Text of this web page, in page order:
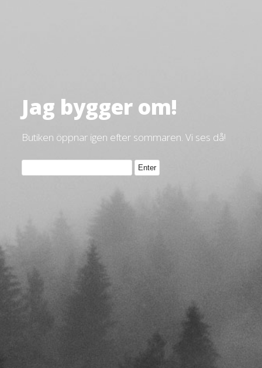
Jag bygger om!
Butiken öppnar igen efter sommaren. Vi ses då!